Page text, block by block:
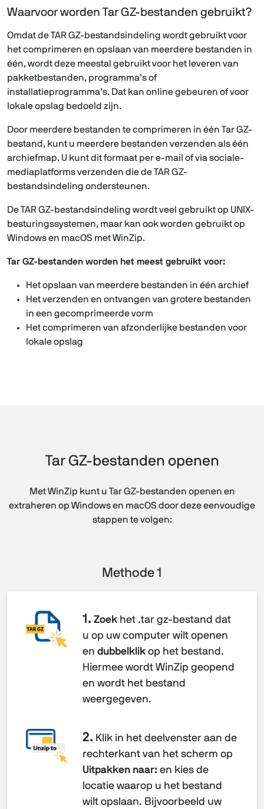
Waarvoor worden Tar GZ-bestanden gebruikt?
Omdat de TAR GZ-bestandsindeling wordt gebruikt voor
het comprimeren en opslaan van meerdere bestanden in
één, wordt deze meestal gebruikt voor het leveren van
pakketbestanden, programma’s of
installatieprogramma’s. Dat kan online gebeuren of voor
lokale opslag bedoeld zijn.
Door meerdere bestanden te comprimeren in één Tar GZ-
bestand, kunt u meerdere bestanden verzenden als één
archiefmap. U kunt dit formaat per e-mail of via sociale-
mediaplatforms verzenden die de TAR GZ-
bestandsindeling ondersteunen.
De TAR GZ-bestandsindeling wordt veel gebruikt op UNIX-
besturingssystemen, maar kan ook worden gebruikt op
Windows en macOS met WinZip.
Tar GZ-bestanden worden het meest gebruikt voor:
Het opslaan van meerdere bestanden in één archief
Het verzenden en ontvangen van grotere bestanden
in een gecomprimeerde vorm
Het comprimeren van afzonderlijke bestanden voor
lokale opslag
Tar GZ-bestanden openen
Met WinZip kunt u Tar GZ-bestanden openen en
extraheren op Windows en macOS door deze eenvoudige
stappen te volgen:
Methode 1
1. Zoek het .tar gz-bestand dat
u op uw computer wilt openen
en dubbelklik op het bestand.
Hiermee wordt WinZip geopend
en wordt het bestand
weergegeven.
2. Klik in het deelvenster aan de
rechterkant van het scherm op
Uitpakken naar: en kies de
locatie waarop u het bestand
wilt opslaan. Bijvoorbeeld uw